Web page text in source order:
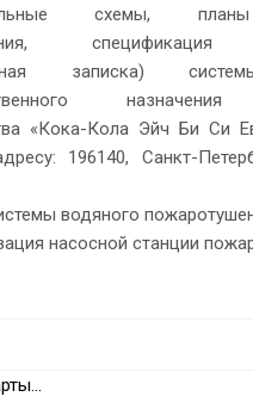
схемы,
спецификация
записка)
назначения
«Кока-Кола Эйч Би Си
196140, Санкт-
водяного
насосной станции